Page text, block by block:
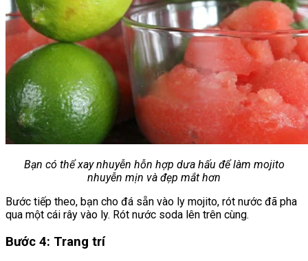
Bạn có thể xay nhuyễn hỗn hợp dưa hấu để làm mojito
nhuyễn mịn và đẹp mắt hơn
Bước tiếp theo, bạn cho đá sẵn vào ly mojito, rót nước đã pha
qua một cái rây vào ly. Rót nước soda lên trên cùng.
Bước 4: Trang trí